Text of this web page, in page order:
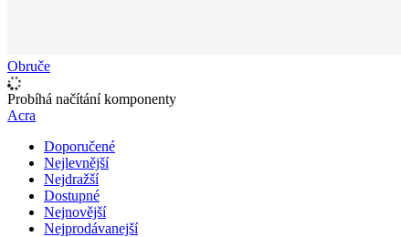
Obruče
Probíhá načítání komponenty
Acra
Doporučené
Nejlevnější
Nejdražší
Dostupné
Nejnovější
Nejprodávanejší